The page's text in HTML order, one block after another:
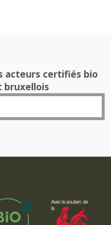
acteurs certifiés bio
bruxellois